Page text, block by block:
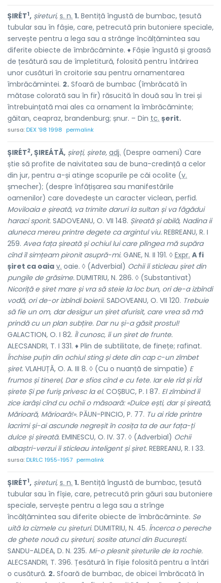
ȘIRÉT1, șireturi, s. n. 1. Bentiță îngustă de bumbac, țesută
tubular sau în fâșie, care, petrecută prin butoniere speciale,
servește pentru a lega sau a strânge încălțămintea sau
diferite obiecte de îmbrăcăminte. ♦ Fâșie îngustă și groasă
de țesătură sau de împletitură, folosită pentru întărirea
unor cusături în croitorie sau pentru ornamentarea
îmbrăcămintei. 2. Sfoară de bumbac (îmbrăcată în
mătase colorată sau în fir) răsucită în două sau în trei și
întrebuințată mai ales ca ornament la îmbrăcăminte;
găitan, ceapraz, brandenburg; șnur. – Din tc. șerit.
sursa:DEX '98 1998 permalink
ȘIRÉT2, ȘIREÁTĂ, șireți, șirete, adj. (Despre oameni) Care
știe să profite de naivitatea sau de buna-credință a celor
din jur, pentru a-și atinge scopurile pe căi ocolite (v.
șmecher); (despre înfățișarea sau manifestările
oamenilor) care dovedește un caracter viclean, perfid.
Moviloaia e șireată, va trimite daruri la sultan și va făgădui
haraci sporit. SADOVEANU, O. VII 148. Șireată și abilă, Nadina ii
aluneca mereu printre degete ca argintul viu. REBREANU, R. I
259. Avea fața șireată și ochiul lui care plîngea mă supăra
cînd îl simțeam pironit asupră-mi. GANE, N. II 191. ◊ Expr. A fi
șiret ca oaia v. oaie. ◊ (Adverbial) Ochii îi sticleau șiret din
pungile de grăsime. DUMITRIU, N. 286. ◊ (Substantivat)
Nicoriță e șiret mare și vra să steie la loc bun, ori de-a izbîndi
vodă, ori de-or izbîndi boierii. SADOVEANU, O. VII 120. Trebuie
să fie un om, dar desigur un șiret afurisit, care vrea să mă
prindă cu un plan subțire. Dar nu și-a găsit prostul!
GALACTION, O. I 82. Îl cunosc, îi un șiret de frunte.
ALECSANDRI, T. I 331. ♦ Plin de subtilitate, de finețe; rafinat.
Închise puțin din ochiul sting și dete din cap c-un zîmbet
șiret. VLAHUȚĂ, O. A. III 8. ◊ (Cu o nuanță de simpatie) E
frumos și tinerel, Dar e sfios cînd e cu fete. Iar ele rîd și rÎd
șirete Și pe furiș privesc la el. COȘBUC, P. I 87. El zîmbind îi
zice iarăși cînd cu ochii o măsoară: «Dulce ești, dar și șireată,
Mărioară, Mărioară!». PĂUN-PINCIO, P. 77. Tu ai rîde printre
lacrimi și-ai ascunde negreșit în cosița ta de aur fața-ți
dulce și șireată. EMINESCU, O. IV. 37. ◊ (Adverbial) Ochii
albaștri-verzui îi sticleau inteligent și șiret. REBREANU, R. I 33.
sursa:DLRLC 1955-1957 permalink
ȘIRÉT1, șireturi, s. n. 1. Bentiță îngustă de bumbac, țesută
tubular sau în fîșie, care, petrecută prin găuri sau butoniere
speciale, servește pentru a lega sau a strînge
încălțămintea sau diferite obiecte de îmbrăcăminte. Se
uită la cizmele cu șireturi. DUMITRIU, N. 45. Încerca o pereche
de ghete nouă cu șireturi, sosite atunci din București.
SANDU-ALDEA, D. N. 235. Mi-o plesnit șireturile de la rochie.
ALECSANDRI, T. 396. Țesătură în fîșie folosită pentru a întări
o cusătură. 2. Sfoară de bumbac, de obicei îmbrăcată în